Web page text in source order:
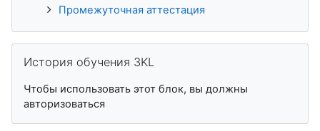
Промежуточная аттестация
История обучения 3KL
Чтобы использовать этот блок, вы должны
авторизоваться